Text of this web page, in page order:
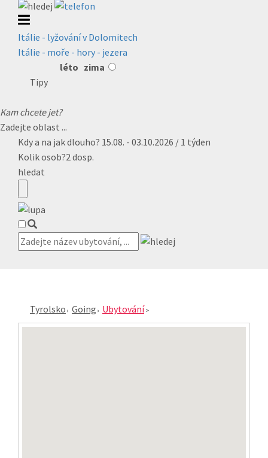
Itálie - lyžování v Dolomitech
Itálie - moře - hory - jezera
léto zima
Tipy
Kam chcete jet?
Zadejte oblast ...
Kdy a na jak dlouho? 15.08. - 03.10.2026 / 1 týden
Kolik osob?2 dosp.
hledat
Tyrolsko Going Ubytování